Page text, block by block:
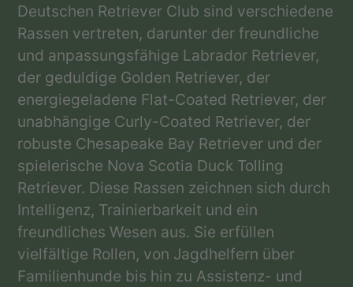
Deutschen Retriever Club sind verschiedene
Rassen vertreten, darunter der freundliche
und anpassungsfähige Labrador Retriever,
der geduldige Golden Retriever, der
energiegeladene Flat-Coated Retriever, der
unabhängige Curly-Coated Retriever, der
robuste Chesapeake Bay Retriever und der
spielerische Nova Scotia Duck Tolling
Retriever. Diese Rassen zeichnen sich durch
Intelligenz, Trainierbarkeit und ein
freundliches Wesen aus. Sie erfüllen
vielfältige Rollen, von Jagdhelfern über
Familienhunde bis hin zu Assistenz- und